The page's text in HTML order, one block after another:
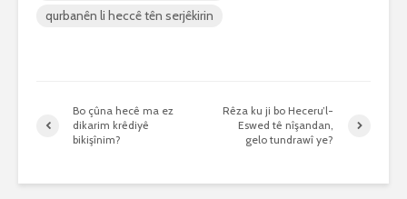
qurbanên li heccê tên serjêkirin
Bo çûna hecê ma ez
dikarim krêdiyê
bikişînim?
Rêza ku ji bo Heceru’l-
Eswed tê nîşandan,
gelo tundrawî ye?